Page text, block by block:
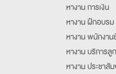
หางาน การเงิน
หางาน ฝึกอบรม
หางาน พนักงาน
หางาน บริการลู
หางาน ประชาสั